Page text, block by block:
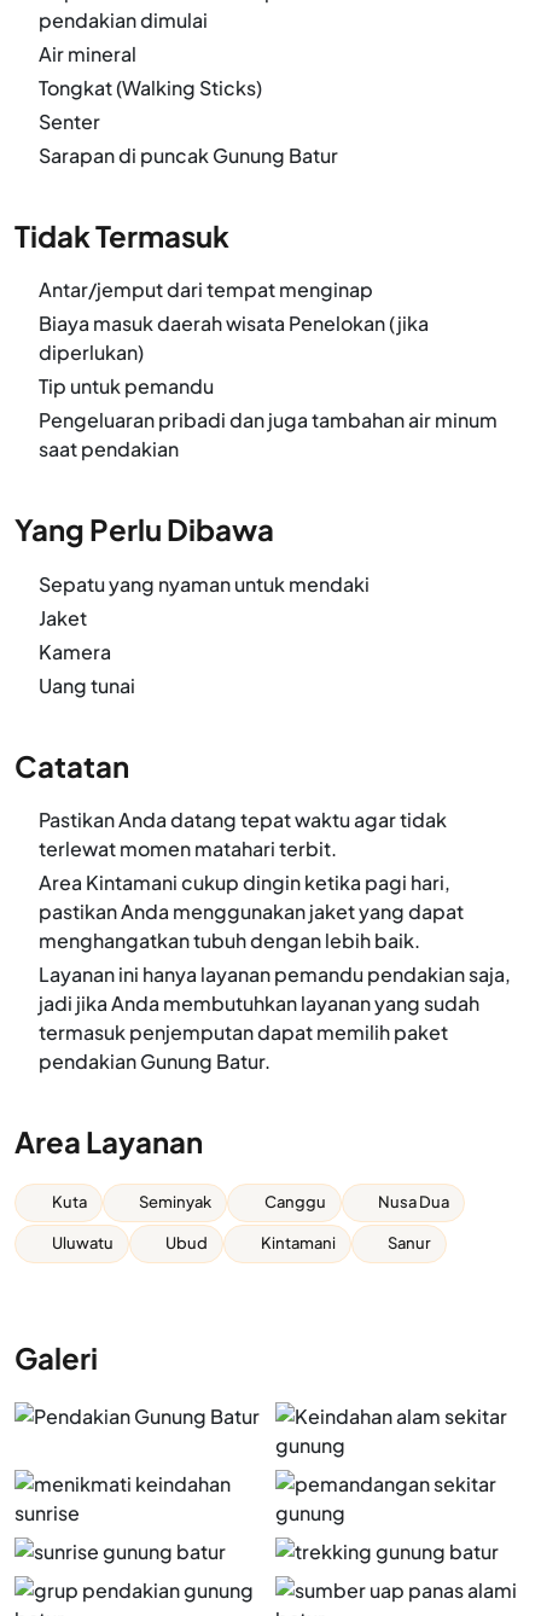
pendakian dimulai
Air mineral
Tongkat (Walking Sticks)
Senter
Sarapan di puncak Gunung Batur
Tidak Termasuk
Antar/jemput dari tempat menginap
Biaya masuk daerah wisata Penelokan (jika
diperlukan)
Tip untuk pemandu
Pengeluaran pribadi dan juga tambahan air minum
saat pendakian
Yang Perlu Dibawa
Sepatu yang nyaman untuk mendaki
Jaket
Kamera
Uang tunai
Catatan
Pastikan Anda datang tepat waktu agar tidak
terlewat momen matahari terbit.
Area Kintamani cukup dingin ketika pagi hari,
pastikan Anda menggunakan jaket yang dapat
menghangatkan tubuh dengan lebih baik.
Layanan ini hanya layanan pemandu pendakian saja,
jadi jika Anda membutuhkan layanan yang sudah
termasuk penjemputan dapat memilih paket
pendakian Gunung Batur.
Area Layanan
Kuta Seminyak Canggu Nusa Dua
Uluwatu Ubud Kintamani Sanur
Galeri